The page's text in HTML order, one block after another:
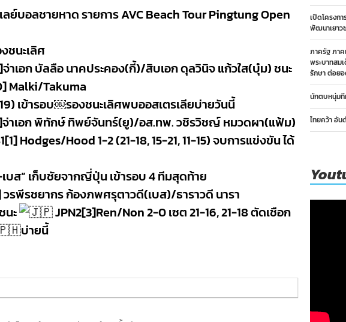
ย์บอลชายหาด รายการ AVC Beach Tour Pingtung Open
ชนะเลิศ
าเอก บัลลือ นาคประคอง(กี้)/สิบเอก ดุลวินิจ แก้วใส(บุ๋ม) ชนะ
Malki/Takuma
เข้ารอบ￼รองชนะเลิศพบออสเตรเลียบ่ายวันนี้
จ่าเอก พิทักษ์ ทิพย์จันทร์(ยู)/อส.ทพ. วชิรวิชญ์ หมวดผา(แฟ้ม)
Hodges/Hood 1-2 (21-18, 15-21, 11-15) จบการแข่งขัน ได้
เบส” เก็บชัยจากญี่ปุ่น เข้ารอบ 4 ทีมสุดท้าย
วรพีรชยากร ก้องภพศรุตาวดี(เบส)/ธาราวดี นารา
นะ
JPN2[3]Ren/Non 2-0 เซต 21-16, 21-18 ตัดเชือก
บ่ายนี้
เปิดโครงก
พัฒนาเยาว
ภาครัฐ ภาค
พระบาทสม
รักษา ต่อย
นักตบหนุ่มที
ไทยคว้า อัน